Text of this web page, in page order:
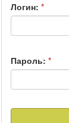
Логин: *
Пароль: *